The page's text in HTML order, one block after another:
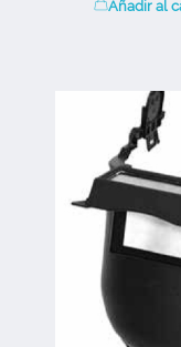
Añadir al